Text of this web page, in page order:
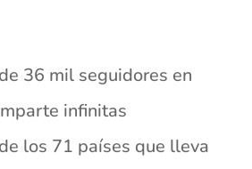
36 mil seguidores en
infinitas
los 71 países que lleva